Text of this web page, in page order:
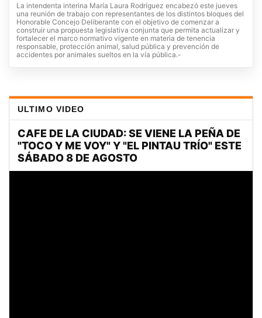
La intendenta interina María Laura Rodríguez encabezó este jueves
una reunión de trabajo con representantes de los distintos bloques del
Honorable Concejo Deliberante con el objetivo de comenzar a
construir una propuesta legislativa conjunta que permita actualizar y
fortalecer el marco normativo vigente en materia de tenencia
responsable, protección animal, salud pública y prevención de
accidentes por animales sueltos en la vía pública.-
ULTIMO VIDEO